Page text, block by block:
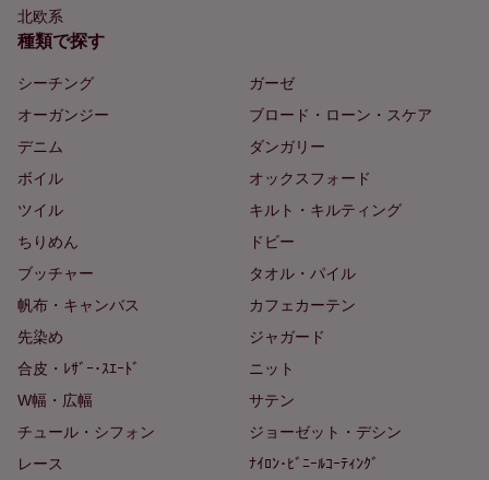
北欧系
種類で探す
シーチング
ガーゼ
オーガンジー
ブロード・ローン・スケア
デニム
ダンガリー
ボイル
オックスフォード
ツイル
キルト・キルティング
ちりめん
ドビー
ブッチャー
タオル・パイル
帆布・キャンバス
カフェカーテン
先染め
ジャガード
合皮・ﾚｻﾞｰ･ｽｴｰﾄﾞ
ニット
W幅・広幅
サテン
チュール・シフォン
ジョーゼット・デシン
レース
ﾅｲﾛﾝ･ﾋﾞﾆｰﾙｺｰﾃｨﾝｸﾞ